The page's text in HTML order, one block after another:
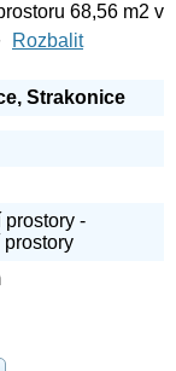
68,56 m2 v
Rozbalit
Strakonice
prostory -
prostory